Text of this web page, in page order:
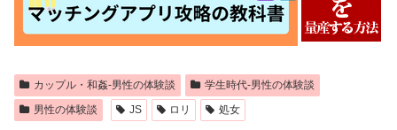
カップル・和姦-男性の体験談
学生時代-男性の体験談
男性の体験談
JS ロリ 処女